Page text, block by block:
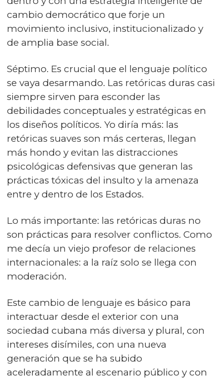
cambio democrático que forje un
movimiento inclusivo, institucionalizado y
de amplia base social.
Séptimo. Es crucial que el lenguaje político
se vaya desarmando. Las retóricas duras casi
siempre sirven para esconder las
debilidades conceptuales y estratégicas en
los diseños políticos. Yo diría más: las
retóricas suaves son más certeras, llegan
más hondo y evitan las distracciones
psicológicas defensivas que generan las
prácticas tóxicas del insulto y la amenaza
entre y dentro de los Estados.
Lo más importante: las retóricas duras no
son prácticas para resolver conflictos. Como
me decía un viejo profesor de relaciones
internacionales: a la raíz solo se llega con
moderación.
Este cambio de lenguaje es básico para
interactuar desde el exterior con una
sociedad cubana más diversa y plural, con
intereses disímiles, con una nueva
generación que se ha subido
aceleradamente al escenario público y con